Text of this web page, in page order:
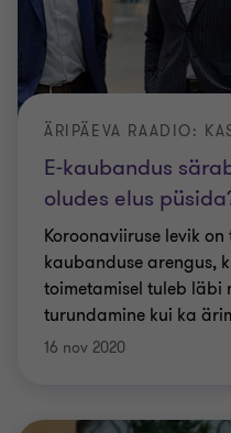
E-kaubandus
oludes elus
ÄRIPÄEVA RAADIO:
Koroonaviiruse levik
kaubanduse arengus,
toimetamisel tuleb läbi
turundamine kui ka
16 nov 2020